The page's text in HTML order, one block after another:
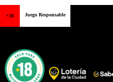
+18 Juego Responsable